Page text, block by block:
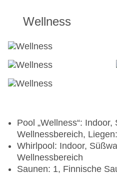
Wellness
Pool „Wellness“:
Wellnessbereich,
Whirlpool: Indoor,
Wellnessbereich
Saunen: 1, Finnische